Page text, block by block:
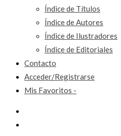
Índice de Títulos
Índice de Autores
Índice de Ilustradores
Índice de Editoriales
Contacto
Acceder/Registrarse
Mis Favoritos -